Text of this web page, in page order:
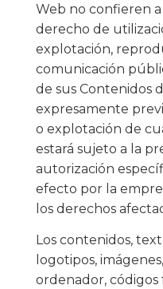
Web no confieren
derecho de
explotación,
comunicación
de sus Contenidos
expresamente
o explotación de
estará sujeto a la
autorización
efecto por la
los derechos
Los contenidos,
logotipos,
ordenador,